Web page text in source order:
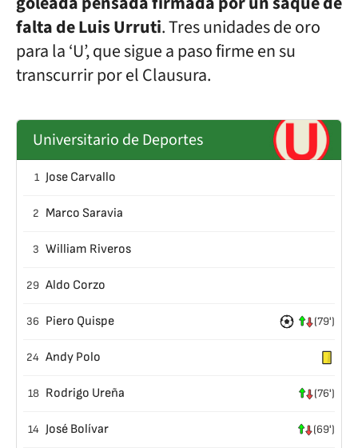
falta de Luis Urruti. Tres unidades de oro
para la ‘U’, que sigue a paso firme en su
transcurrir por el Clausura.
Universitario de Deportes
1 Jose Carvallo
2 Marco Saravia
3 William Riveros
29 Aldo Corzo
36 Piero Quispe (79')
24 Andy Polo
18 Rodrigo Ureña (76')
14 José Bolívar (69')